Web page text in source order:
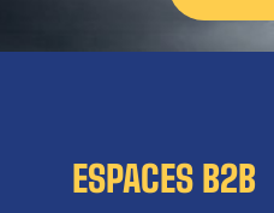
ESPACES B2B